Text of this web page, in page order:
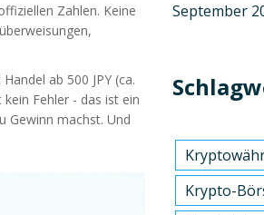
Zahlen. Keine
ab 500 JPY (ca.
Fehler - das ist ein
Gewinn machst. Und
September
Krypto-